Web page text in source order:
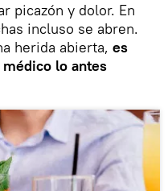
picazón y dolor. En
incluso se abren.
herida abierta, es
lo antes